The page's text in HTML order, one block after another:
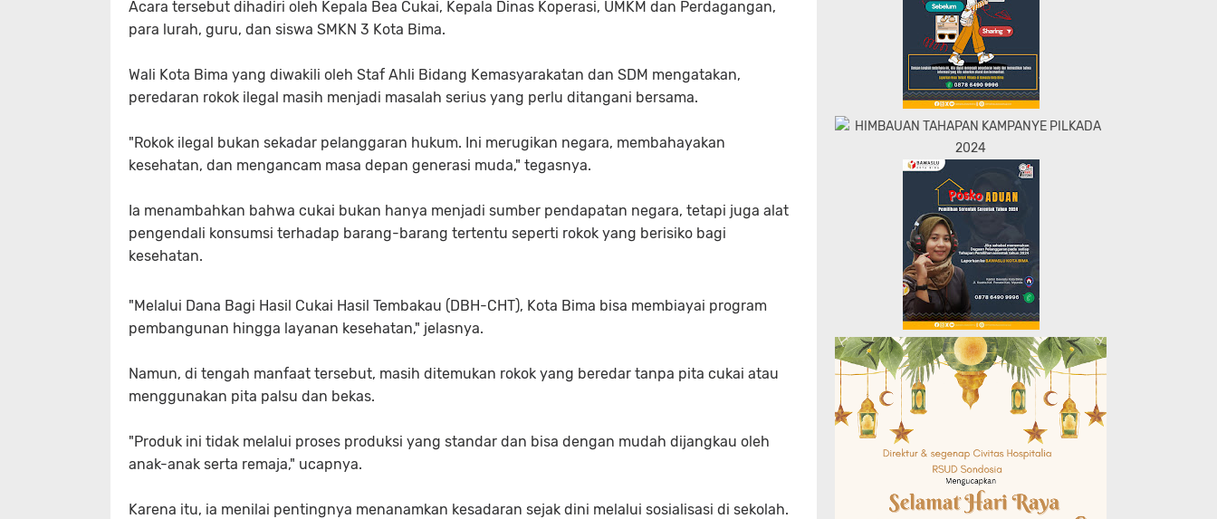
Acara tersebut dihadiri oleh Kepala Bea Cukai, Kepala Dinas Koperasi, UMKM dan Perdagangan,
para lurah, guru, dan siswa SMKN 3 Kota Bima.
Wali Kota Bima yang diwakili oleh Staf Ahli Bidang Kemasyarakatan dan SDM mengatakan,
peredaran rokok ilegal masih menjadi masalah serius yang perlu ditangani bersama.
"Rokok ilegal bukan sekadar pelanggaran hukum. Ini merugikan negara, membahayakan
kesehatan, dan mengancam masa depan generasi muda," tegasnya.
Ia menambahkan bahwa cukai bukan hanya menjadi sumber pendapatan negara, tetapi juga alat
pengendali konsumsi terhadap barang-barang tertentu seperti rokok yang berisiko bagi
kesehatan.
"Melalui Dana Bagi Hasil Cukai Hasil Tembakau (DBH-CHT), Kota Bima bisa membiayai program
pembangunan hingga layanan kesehatan," jelasnya.
Namun, di tengah manfaat tersebut, masih ditemukan rokok yang beredar tanpa pita cukai atau
menggunakan pita palsu dan bekas.
"Produk ini tidak melalui proses produksi yang standar dan bisa dengan mudah dijangkau oleh
anak-anak serta remaja," ucapnya.
Karena itu, ia menilai pentingnya menanamkan kesadaran sejak dini melalui sosialisasi di sekolah.